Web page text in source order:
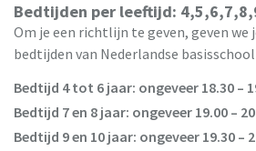
Bedtijden per leeftijd:
Om je een richtlijn te geven, geven we
bedtijden van Nederlandse
Bedtijd 4 tot 6 jaar: ongeveer 18.30 –
Bedtijd 7 en 8 jaar: ongeveer 19.00 –
Bedtijd 9 en 10 jaar: ongeveer 19.30 –